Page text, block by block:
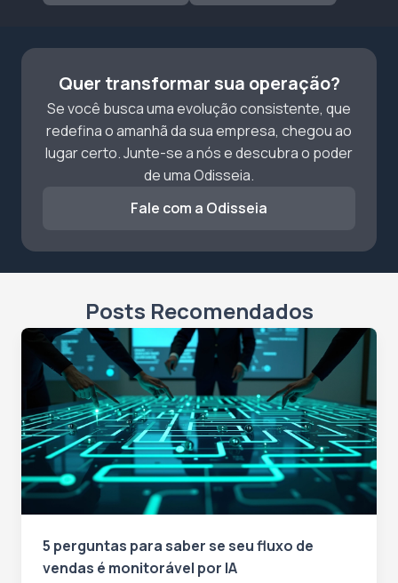
Quer transformar sua operação?
Se você busca uma evolução consistente, que
redefina o amanhã da sua empresa, chegou ao
lugar certo. Junte-se a nós e descubra o poder
de uma Odisseia.
Fale com a Odisseia
Posts Recomendados
5 perguntas para saber se seu fluxo de
vendas é monitorável por IA